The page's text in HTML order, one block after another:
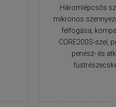
Háromlépcsős
mikronos
felfogása,
CORE200S-szel,
penész- és